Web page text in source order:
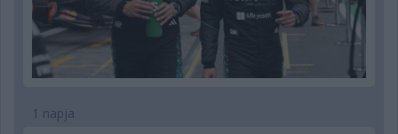
1 napja